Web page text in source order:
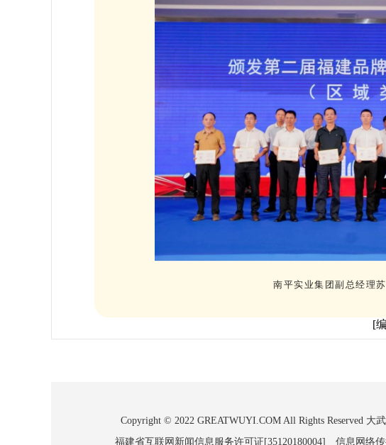
南平实业集团副总经理
[
Copyright © 2022 GREATWUYI.COM All Rights Reserved
福建省互联网新闻信息服务许可证[35120180004] 信息网络